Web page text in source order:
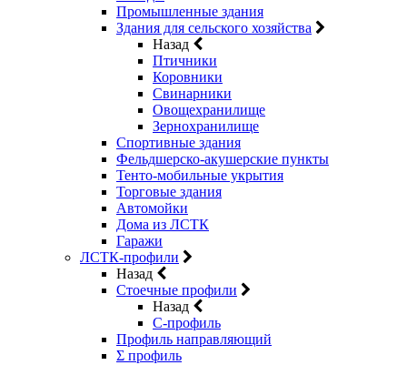
Промышленные здания
Здания для сельского хозяйства
Назад
Птичники
Коровники
Свинарники
Овощехранилище
Зернохранилище
Спортивные здания
Фельдшерско-акушерские пункты
Тенто-мобильные укрытия
Торговые здания
Автомойки
Дома из ЛСТК
Гаражи
ЛСТК-профили
Назад
Стоечные профили
Назад
C-профиль
Профиль направляющий
Σ профиль